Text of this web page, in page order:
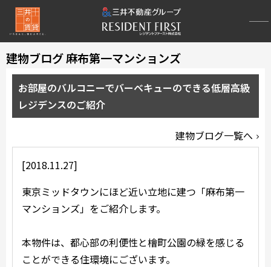
建物ブログ 麻布第一マンションズ
お部屋のバルコニーでバーベキューのできる低層高級
レジデンスのご紹介
建物ブログ一覧へ
[2018.11.27]
東京ミッドタウンにほど近い立地に建つ「麻布第一
マンションズ」をご紹介します。
本物件は、都心部の利便性と檜町公園の緑を感じる
ことができる住環境にございます。